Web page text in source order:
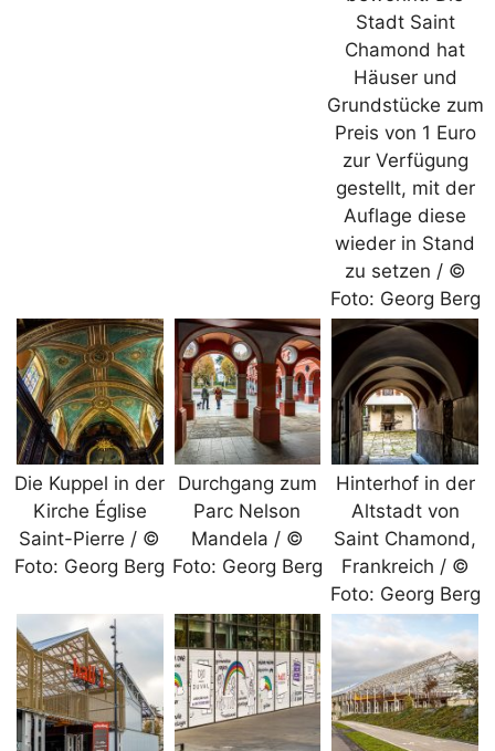
Stadt Saint
Chamond hat
Häuser und
Grundstücke zum
Preis von 1 Euro
zur Verfügung
gestellt, mit der
Auflage diese
wieder in Stand
zu setzen / ©
Foto: Georg Berg
Die Kuppel in der
Kirche Église
Saint-Pierre / ©
Foto: Georg Berg
Durchgang zum
Parc Nelson
Mandela / ©
Foto: Georg Berg
Hinterhof in der
Altstadt von
Saint Chamond,
Frankreich / ©
Foto: Georg Berg